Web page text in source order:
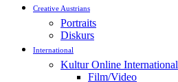
Creative Austrians
Portraits
Diskurs
International
Kultur Online International
Film/Video